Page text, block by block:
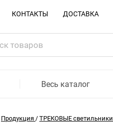
КОНТАКТЫ ДОСТАВКА
Весь каталог
Продукция / ТРЕКОВЫЕ светильники